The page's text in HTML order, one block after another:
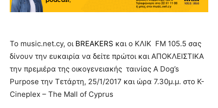
Το music.net.cy, οι BREAKERS και ο ΚΛΙΚ FM 105.5 σας
δίνουν την ευκαιρία να δείτε πρώτοι και ΑΠΟΚΛΕΙΣΤΙΚΑ
την πρεμιέρα της οικογενειακής ταινίας A Dog’s
Purpose την Τετάρτη, 25/1/2017 και ώρα 7.30μ.μ. στο K-
Cineplex – The Mall of Cyprus